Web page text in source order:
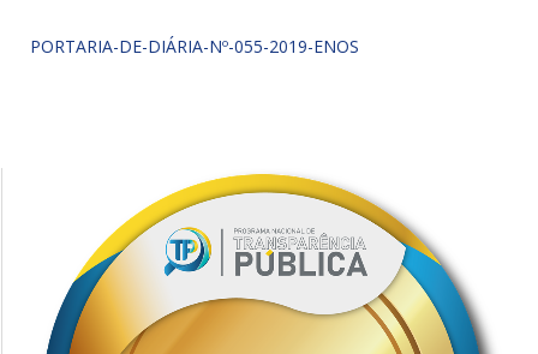
PORTARIA-DE-DIÁRIA-Nº-055-2019-ENOS